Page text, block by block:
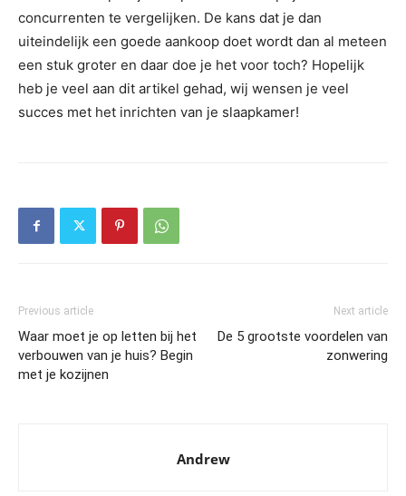
concurrenten te vergelijken. De kans dat je dan
uiteindelijk een goede aankoop doet wordt dan al meteen
een stuk groter en daar doe je het voor toch? Hopelijk
heb je veel aan dit artikel gehad, wij wensen je veel
succes met het inrichten van je slaapkamer!
Previous article
Waar moet je op letten bij het
verbouwen van je huis? Begin
met je kozijnen
Next article
De 5 grootste voordelen van
zonwering
Andrew